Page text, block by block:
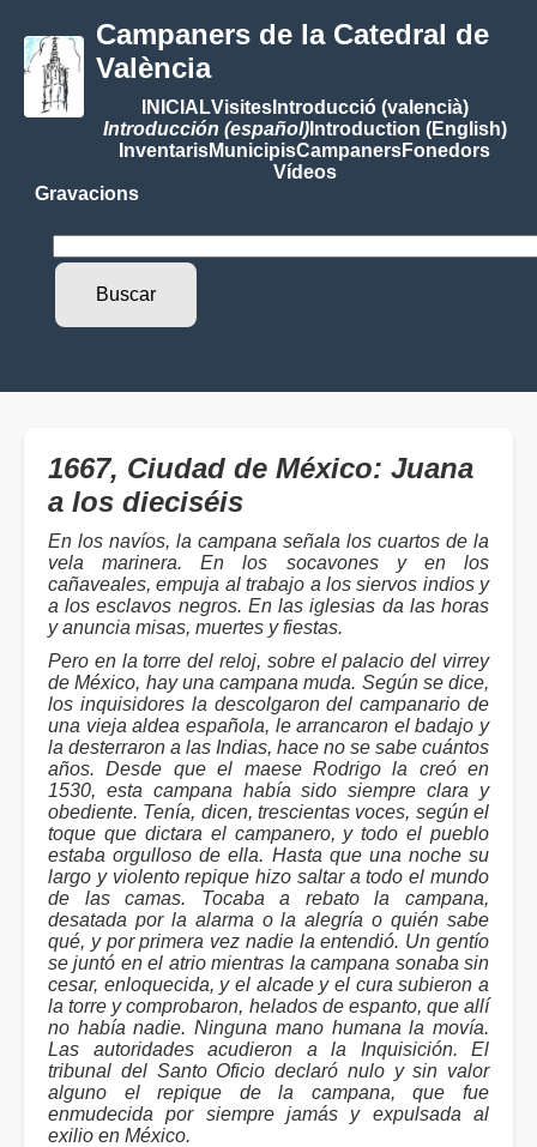
Campaners de la Catedral de
València
INICIALVisitesIntroducció (valencià)
Introducción (español)Introduction (English)
InventarisMunicipisCampanersFonedors
Vídeos
Gravacions
1667, Ciudad de México: Juana
a los dieciséis
En los navíos, la campana señala los cuartos de la
vela marinera. En los socavones y en los
cañaveales, empuja al trabajo a los siervos indios y
a los esclavos negros. En las iglesias da las horas
y anuncia misas, muertes y fiestas.
Pero en la torre del reloj, sobre el palacio del virrey
de México, hay una campana muda. Según se dice,
los inquisidores la descolgaron del campanario de
una vieja aldea española, le arrancaron el badajo y
la desterraron a las Indias, hace no se sabe cuántos
años. Desde que el maese Rodrigo la creó en
1530, esta campana había sido siempre clara y
obediente. Tenía, dicen, trescientas voces, según el
toque que dictara el campanero, y todo el pueblo
estaba orgulloso de ella. Hasta que una noche su
largo y violento repique hizo saltar a todo el mundo
de las camas. Tocaba a rebato la campana,
desatada por la alarma o la alegría o quién sabe
qué, y por primera vez nadie la entendió. Un gentío
se juntó en el atrio mientras la campana sonaba sin
cesar, enloquecida, y el alcade y el cura subieron a
la torre y comprobaron, helados de espanto, que allí
no había nadie. Ninguna mano humana la movía.
Las autoridades acudieron a la Inquisición. El
tribunal del Santo Oficio declaró nulo y sin valor
alguno el repique de la campana, que fue
enmudecida por siempre jamás y expulsada al
exilio en México.